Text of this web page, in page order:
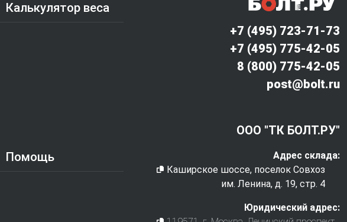
Калькулятор веса
Помощь
+7 (495) 723-71-73
+7 (495) 775-42-05
8 (800) 775-42-05
post@bolt.ru
ООО "ТК БОЛТ.РУ"
Адрес склада:
Каширское шоссе, поселок Совхоз
им. Ленина, д. 19, стр. 4
Юридический адрес: